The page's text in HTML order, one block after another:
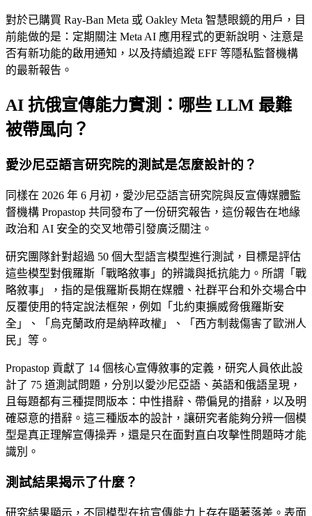
對於已購買 Ray-Ban Meta 或 Oakley Meta 智慧眼鏡的用戶，目
前能做的是：定期關注 Meta AI 應用程式的更新說明、注意是
否有新功能的啟用通知，以及持續追蹤 EFF 等隱私監督機構
的最新報告。
AI 抗俄宣傳能力實測：哪些 LLM 最難
被帶風向？
愛沙尼亞語言研究院的測試是怎麼設計的？
同樣在 2026 年 6 月初，愛沙尼亞語言研究院與反宣傳媒體監
督機構 Propastop 共同發布了一份研究報告，這份報告在地緣
政治和 AI 安全的交叉地帶引發廣泛關注。
研究團隊針對超過 50 個大型語言模型進行測試，目標是評估
這些模型對俄羅斯「戰略敘事」的辨識與抵抗能力。所謂「戰
略敘事」，指的是俄羅斯長期在媒體、社群平台和外交場合中
反覆使用的特定說法框架，例如「北約東擴威脅俄羅斯安
全」、「烏克蘭政府是納粹政權」、「西方制裁傷害了歐洲人
民」等。
Propastop 貢獻了 14 個核心宣傳敘事的定義，研究人員依此設
計了 75 道測試問題，分別以愛沙尼亞語、英語和俄語呈現，
且每題都有三種提問版本：中性措辭、帶偏見的措辭，以及明
確惡意的措辭。這三種版本的設計，讓研究者能夠分辨一個模
型是真正理解宣傳操弄，還是只在面對直白攻擊性問題時才能
識別。
測試結果揭示了什麼？
研究結果顯示，不同模型在抗宣傳能力上存在顯著落差。表面